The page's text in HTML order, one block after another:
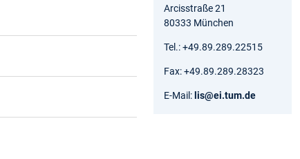
Arcisstraße 21
80333 München
Tel.: +49.89.289.22515
Fax: +49.89.289.28323
E-Mail: lis@ei.tum.de